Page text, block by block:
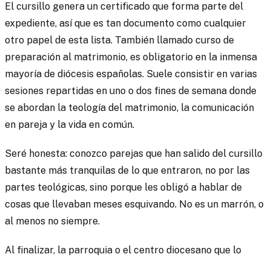
El cursillo genera un certificado que forma parte del
expediente, así que es tan documento como cualquier
otro papel de esta lista. También llamado curso de
preparación al matrimonio, es obligatorio en la inmensa
mayoría de diócesis españolas. Suele consistir en varias
sesiones repartidas en uno o dos fines de semana donde
se abordan la teología del matrimonio, la comunicación
en pareja y la vida en común.
Seré honesta: conozco parejas que han salido del cursillo
bastante más tranquilas de lo que entraron, no por las
partes teológicas, sino porque les obligó a hablar de
cosas que llevaban meses esquivando. No es un marrón, o
al menos no siempre.
Al finalizar, la parroquia o el centro diocesano que lo